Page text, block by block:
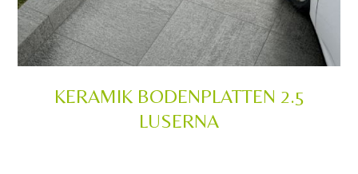
KERAMIK BODENPLATTEN 2.5
LUSERNA